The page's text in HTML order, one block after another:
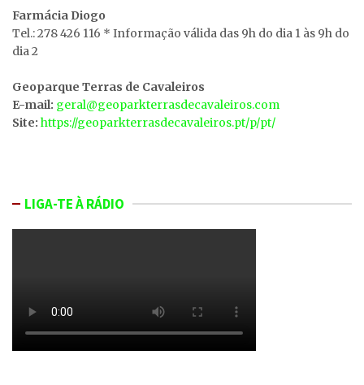
Farmácia Diogo
Tel.: 278 426 116 * Informação válida das 9h do dia 1 às 9h do
dia 2
Geoparque Terras de Cavaleiros
E-mail: geral@geoparkterrasdecavaleiros.com
Site: https://geoparkterrasdecavaleiros.pt/p/pt/
LIGA-TE À RÁDIO